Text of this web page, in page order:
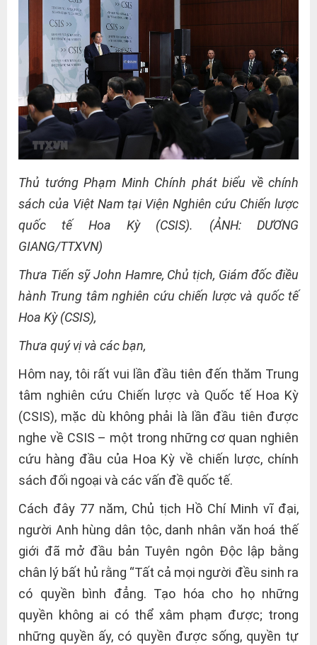
Thủ tướng Phạm Minh Chính phát biểu về chính
sách của Việt Nam tại Viện Nghiên cứu Chiến lược
quốc tế Hoa Kỳ (CSIS). (ẢNH: DƯƠNG
GIANG/TTXVN)
Thưa Tiến sỹ John Hamre, Chủ tịch, Giám đốc điều
hành Trung tâm nghiên cứu chiến lược và quốc tế
Hoa Kỳ (CSIS),
Thưa quý vị và các bạn,
Hôm nay, tôi rất vui lần đầu tiên đến thăm Trung
tâm nghiên cứu Chiến lược và Quốc tế Hoa Kỳ
(CSIS), mặc dù không phải là lần đầu tiên được
nghe về CSIS – một trong những cơ quan nghiên
cứu hàng đầu của Hoa Kỳ về chiến lược, chính
sách đối ngoại và các vấn đề quốc tế.
Cách đây 77 năm, Chủ tịch Hồ Chí Minh vĩ đại,
người Anh hùng dân tộc, danh nhân văn hoá thế
giới đã mở đầu bản Tuyên ngôn Độc lập bằng
chân lý bất hủ rằng “Tất cả mọi người đều sinh ra
có quyền bình đẳng. Tạo hóa cho họ những
quyền không ai có thể xâm phạm được; trong
những quyền ấy, có quyền được sống, quyền tự